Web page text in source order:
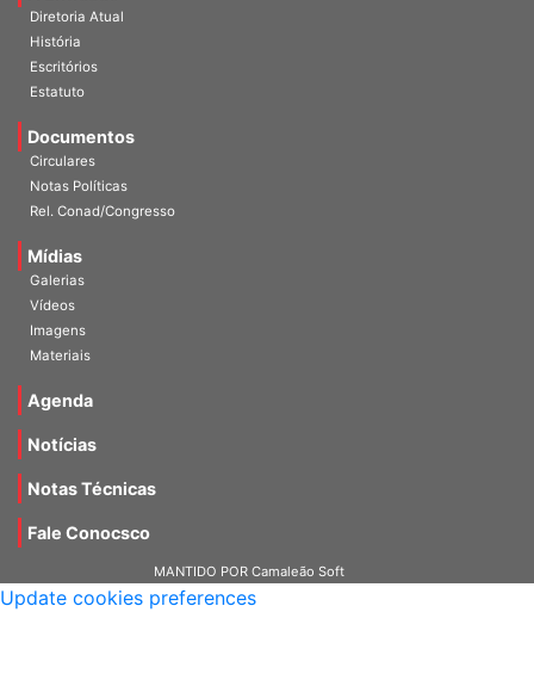
A Entidade
Diretoria Atual
História
Escritórios
Documentos
Circulares
Notas Políticas
Mídias
Galerias
Vídeos
Imagens
MANTIDO POR Camaleão Soft
Update cookies preferences